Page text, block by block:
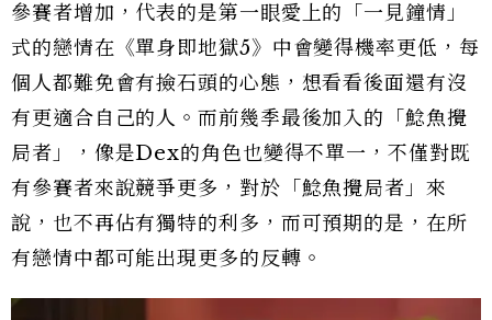
參賽者增加，代表的是第一眼愛上的「一見鐘情」
式的戀情在《單身即地獄5》中會變得機率更低，每
個人都難免會有撿石頭的心態，想看看後面還有沒
有更適合自己的人。而前幾季最後加入的「鯰魚攪
局者」，像是Dex的角色也變得不單一，不僅對既
有參賽者來說競爭更多，對於「鯰魚攪局者」來
說，也不再佔有獨特的利多，而可預期的是，在所
有戀情中都可能出現更多的反轉。